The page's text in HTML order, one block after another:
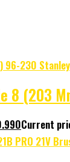
8 (203
Current